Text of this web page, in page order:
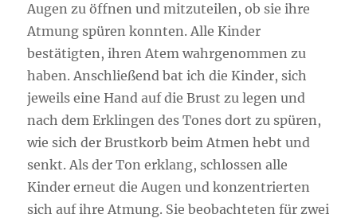
Augen zu öffnen und mitzuteilen, ob sie ihre
Atmung spüren konnten. Alle Kinder
bestätigten, ihren Atem wahrgenommen zu
haben. Anschließend bat ich die Kinder, sich
jeweils eine Hand auf die Brust zu legen und
nach dem Erklingen des Tones dort zu spüren,
wie sich der Brustkorb beim Atmen hebt und
senkt. Als der Ton erklang, schlossen alle
Kinder erneut die Augen und konzentrierten
sich auf ihre Atmung. Sie beobachteten für zwei